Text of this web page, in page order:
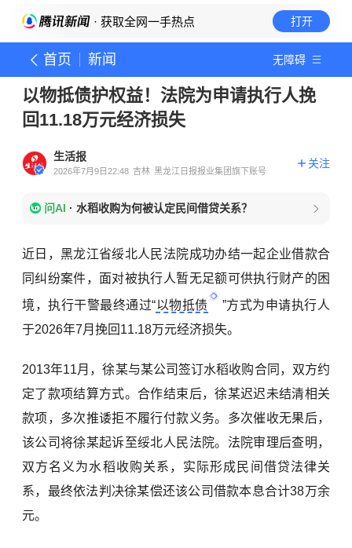
· 获取全网一手热点 打开
首页 新闻 无障碍
以物抵债护权益！法院为申请执行人挽
回11.18万元经济损失
生活报
2026年7月9日22:48 吉林 黑龙江日报报业集团旗下账号
关注
问AI · 水稻收购为何被认定民间借贷关系？
近日，黑龙江省绥北人民法院成功办结一起企业借款合
同纠纷案件，面对被执行人暂无足额可供执行财产的困
境，执行干警最终通过“以物抵债
”方式为申请执行人
于2026年7月挽回11.18万元经济损失。
2013年11月，徐某与某公司签订水稻收购合同，双方约
定了款项结算方式。合作结束后，徐某迟迟未结清相关
款项，多次推诿拒不履行付款义务。多次催收无果后，
该公司将徐某起诉至绥北人民法院。法院审理后查明，
双方名义为水稻收购关系，实际形成民间借贷法律关
系，最终依法判决徐某偿还该公司借款本息合计38万余
元。